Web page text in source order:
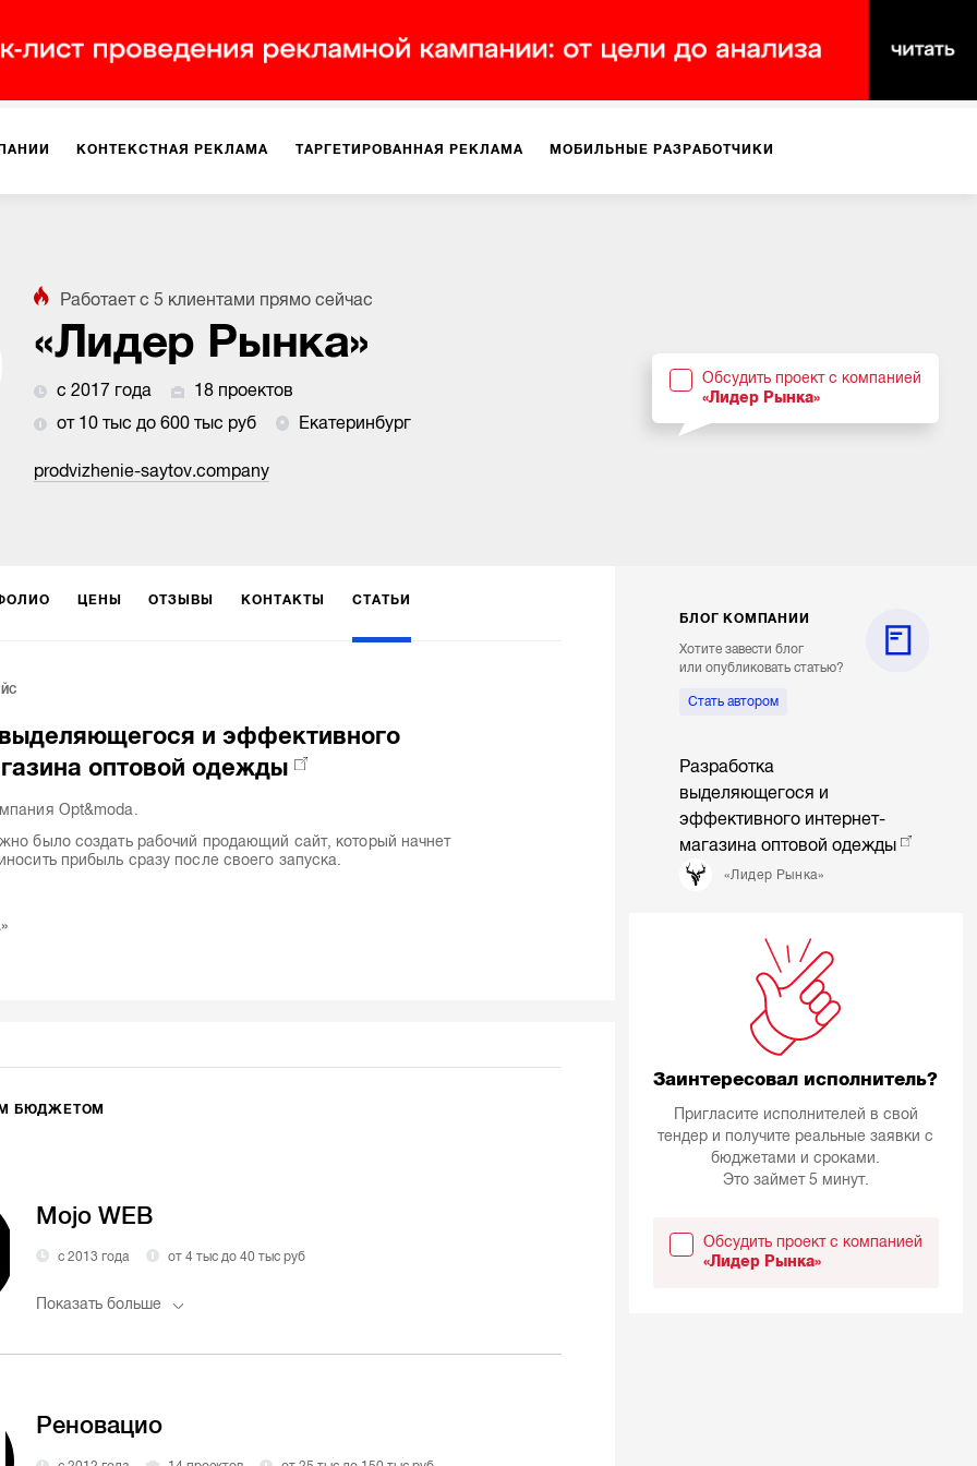
КОНТЕКСТНАЯ РЕКЛАМА ТАРГЕТИРОВАННАЯ РЕКЛАМА МОБИЛЬНЫЕ РАЗРАБОТЧИКИ
РАБОТА С МАРКЕТПЛЕЙСАМИ
Работает с5 клиентами прямо сейчас
«Лидер Рынка»
с 2017 года
18 проектов
от 10 тыс до 600 тыс руб
Екатеринбург
prodvizhenie-saytov.company
Обсудить проект с компанией
«Лидер Рынка»
ЦЕНЫ ОТЗЫВЫ КОНТАКТЫ СТАТЬИ
и эффективного
оптовой одежды
Opt&moda.
было создать рабочий продающий сайт, который начнет
прибыль сразу после своего запуска.
БЮДЖЕТОМ
Mojo WEB
с 2013 года от 4 тыс до 40 тыс руб
Показать больше
Реновацио
БЛОГ КОМПАНИИ
Хотите завести блог
или опубликовать статью?
Стать автором
Разработка
выделяющегося и
эффективного интернет-
магазина оптовой одежды
«Лидер Рынка»
Заинтересовал исполнитель?
Пригласите исполнителей в свой
тендер и получите реальные заявки с
бюджетами и сроками.
Это займет 5 минут.
Обсудить проект с компанией
«Лидер Рынка»